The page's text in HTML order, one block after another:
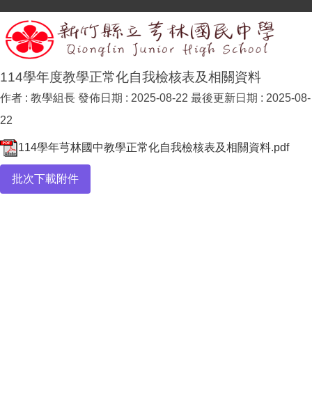
114學年度教學正常化自我檢核表及相關資料
作者 : 教學組長 發佈日期 : 2025-08-22 最後更新日期 : 2025-08-
22
114學年芎林國中教學正常化自我檢核表及相關資料.pdf
批次下載附件